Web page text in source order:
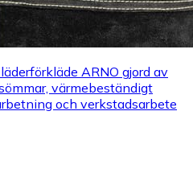
ARNO gjord av
värmebeständigt
och verkstadsarbete